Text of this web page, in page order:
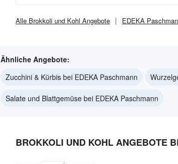
Alle Brokkoli und Kohl Angebote EDEKA
Ähnliche Angebote:
Zucchini & Kürbis bei EDEKA Paschmann
Salate und Blattgemüse bei EDEKA Paschmann
BROKKOLI UND KOHL ANGEBOTE